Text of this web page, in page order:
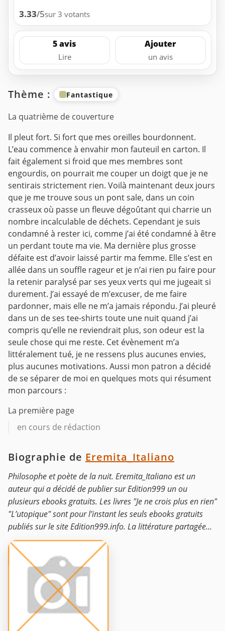
3.33/5sur 3 votants
5 avis
Lire
Ajouter
un avis
Thème : Fantastique
La quatrième de couverture
Il pleut fort. Si fort que mes oreilles bourdonnent.
L’eau commence à envahir mon fauteuil en carton. Il
fait également si froid que mes membres sont
engourdis, on pourrait me couper un doigt que je ne
sentirais strictement rien. Voilà maintenant deux jours
que je me trouve sous un pont sale, dans un coin
crasseux où passe un fleuve dégoûtant qui charrie un
nombre incalculable de déchets. Cependant je suis
condamné à rester ici, comme j’ai été condamné à être
un perdant toute ma vie. Ma dernière plus grosse
défaite est d’avoir laissé partir ma femme. Elle s’est en
allée dans un souffle rageur et je n’ai rien pu faire pour
la retenir paralysé par ses yeux verts qui me jugeait si
durement. J’ai essayé de m’excuser, de me faire
pardonner, mais elle ne m’a jamais répondu. J’ai pleuré
dans un de ses tee-shirts toute une nuit quand j’ai
compris qu’elle ne reviendrait plus, son odeur est la
seule chose qui me reste. Cet évènement m’a
littéralement tué, je ne ressens plus aucunes envies,
plus aucunes motivations. Aussi mon patron a décidé
de se séparer de moi en quelques mots qui résument
mon parcours :
La première page
en cours de rédaction
Biographie de Eremita_Italiano
Philosophe et poète de la nuit. Eremita_Italiano est un
auteur qui a décidé de publier sur Edition999 un ou
plusieurs ebooks gratuits. Les livres "Je ne crois plus en rien"
"L’utopique" sont pour l’instant les seuls ebooks gratuits
publiés sur le site Edition999.info. La littérature partagée...